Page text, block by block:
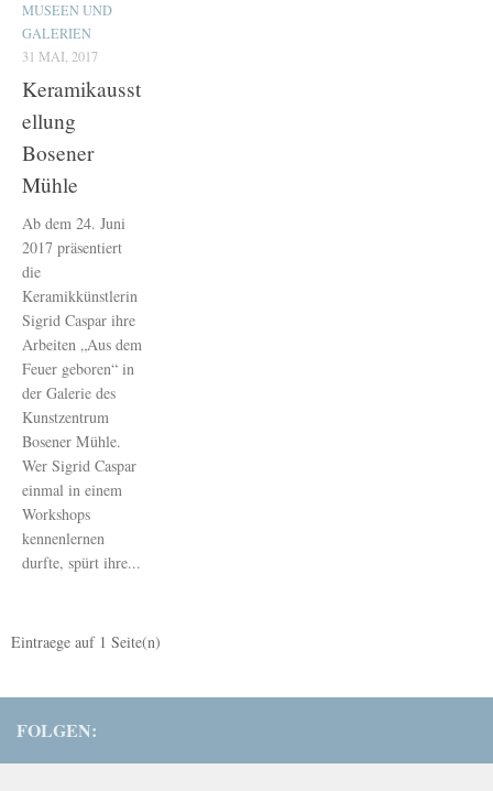
MUSEEN UND
GALERIEN
31 MAI, 2017
Keramikausst
ellung
Bosener
Mühle
Ab dem 24. Juni
2017 präsentiert
die
Keramikkünstlerin
Sigrid Caspar ihre
Arbeiten „Aus dem
Feuer geboren“ in
der Galerie des
Kunstzentrum
Bosener Mühle.
Wer Sigrid Caspar
einmal in einem
Workshops
kennenlernen
durfte, spürt ihre...
Eintraege auf 1 Seite(n)
FOLGEN: